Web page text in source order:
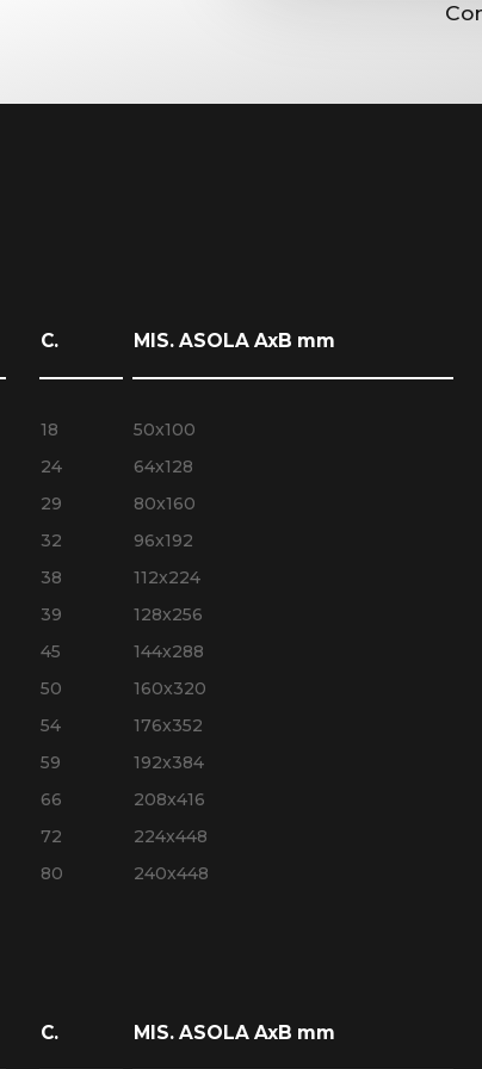
C. MIS. ASOLA AxB mm
18 50x100
24 64x128
29 80x160
32 96x192
38 112x224
39 128x256
45 144x288
50 160x320
54 176x352
59 192x384
66 208x416
72 224x448
80 240x448
C. MIS. ASOLA AxB mm